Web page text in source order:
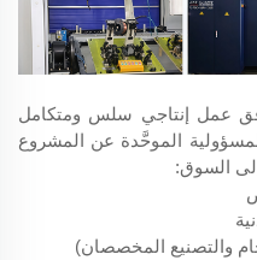
عمل إنتاجي سلس ومتكامل
الموحَّدة عن المشروع
السوق:
والتصنيع المخصصان)